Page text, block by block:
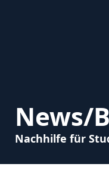
News/
Nachhilfe für